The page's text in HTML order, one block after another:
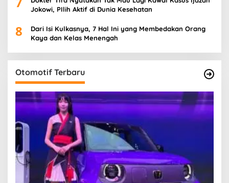
Jokowi, PIlih Aktif di Dunia Kesehatan
8
Dari Isi Kulkasnya, 7 Hal Ini yang Membedakan Orang
Kaya dan Kelas Menengah
Otomotif Terbaru